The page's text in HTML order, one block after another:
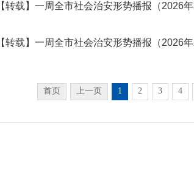
【转载】一周全市社会治安形势播报（2026
【转载】一周全市社会治安形势播报（2026
首页 上一页 1 2 3 4